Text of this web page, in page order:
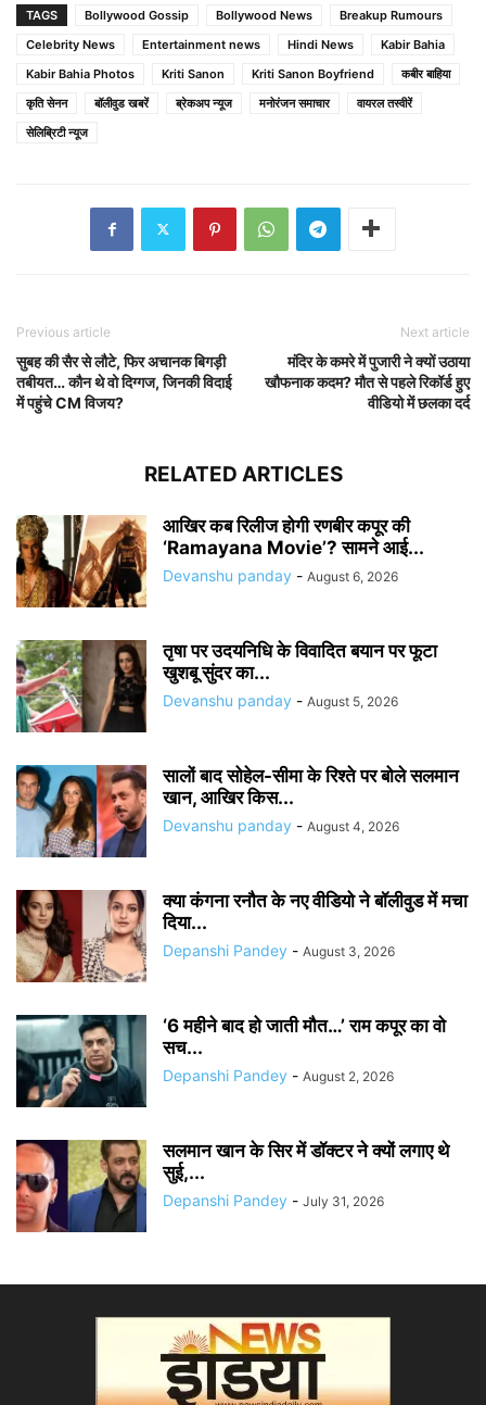
TAGS Bollywood Gossip Bollywood News
Breakup Rumours
Celebrity News
Entertainment news Hindi News
Kabir Bahia
Kabir Bahia Photos
Kriti Sanon Kriti Sanon Boyfriend
कबीर बाहिया
कृति सेनन
बॉलीवुड खबरें ब्रेकअप न्यूज मनोरंजन समाचार
वायरल तस्वीरें
सेलिब्रिटी न्यूज
Previous article
सुबह की सैर से लौटे, फिर अचानक बिगड़ी
तबीयत… कौन थे वो दिग्गज, जिनकी विदाई
में पहुंचे CM विजय?
Next article
मंदिर के कमरे में पुजारी ने क्यों उठाया
खौफनाक कदम? मौत से पहले रिकॉर्ड हुए
वीडियो में छलका दर्द
RELATED ARTICLES
आखिर कब रिलीज होगी रणबीर कपूर की
‘Ramayana Movie’? सामने आई...
Devanshu panday - August 6, 2026
तृषा पर उदयनिधि के विवादित बयान पर फूटा
खुशबू सुंदर का...
Devanshu panday - August 5, 2026
सालों बाद सोहेल-सीमा के रिश्ते पर बोले सलमान
खान, आखिर किस...
Devanshu panday - August 4, 2026
क्या कंगना रनौत के नए वीडियो ने बॉलीवुड में मचा
दिया...
Depanshi Pandey - August 3, 2026
‘6 महीने बाद हो जाती मौत…’ राम कपूर का वो
सच...
Depanshi Pandey - August 2, 2026
सलमान खान के सिर में डॉक्टर ने क्यों लगाए थे
सुई,...
Depanshi Pandey - July 31, 2026